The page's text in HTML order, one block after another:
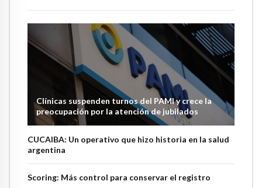
Clínicas suspenden turnos del PAMI y crece la
preocupación por la atención de jubilados
CUCAIBA: Un operativo que hizo historia en la salud
argentina
Scoring: Más control para conservar el registro